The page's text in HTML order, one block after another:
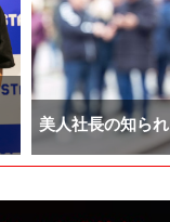
美人社長の知ら